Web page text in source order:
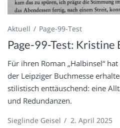
Aktuell Page-99-Test
Page-99-Test: Kristine
Für ihren Roman „Halbinsel“
der Leipziger Buchmesse
stilistisch enttäuschend: eine
und Redundanzen.
Sieglinde Geisel / 2. April 2025